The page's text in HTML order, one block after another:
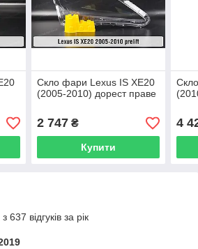
Скло фари Lexus IS XE20
(2005-2010) дорест праве
2 747₴
Купити
4
637 відгуків за рік